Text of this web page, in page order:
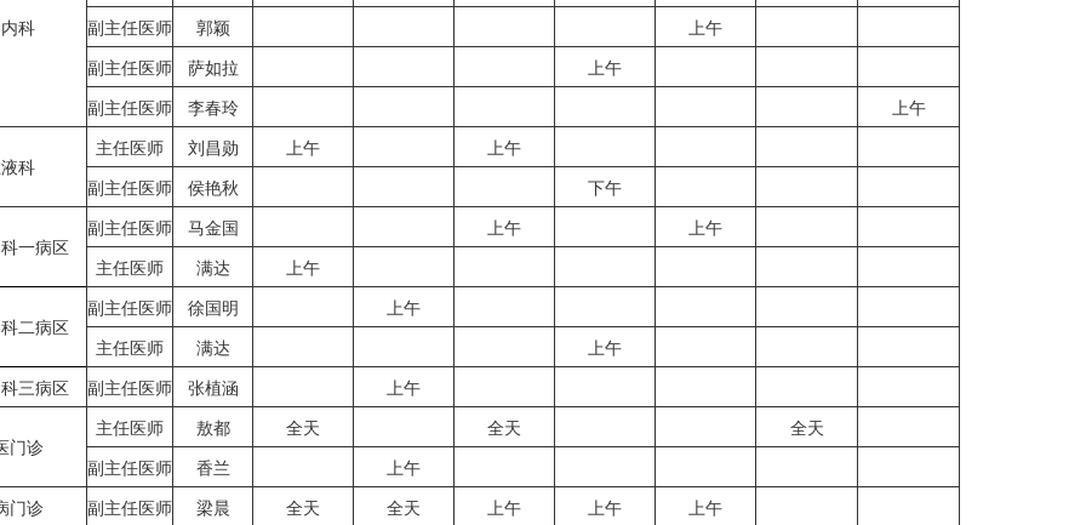
科
副主任医师
郭颖
上午
副主任医师
萨如拉
上午
副主任医师
李春玲 上午
科
主任医师 刘昌勋 上午
上午
副主任医师
侯艳秋 下午
一病区
副主任医师 马金国 上午
上午
主任医师
满达 上午
二病区
副主任医师 徐国明
上午
主任医师
满达
上午
三病区
副主任医师 张植涵 上午
门诊
主任医师 敖都 全天 全天
全天
副主任医师
香兰
上午
门诊
副主任医师 梁晨 全天 全天 上午 上午 上午